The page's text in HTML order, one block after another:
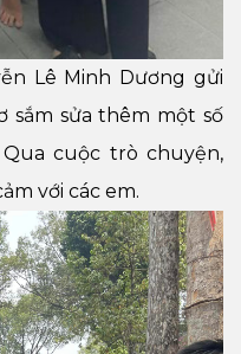
Lê Minh Dương gửi
sắm sửa thêm một số
cuộc trò chuyện,
với các em.